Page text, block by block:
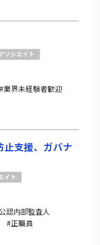
ソシエイト
#業界未経験者歓迎
止支援、ガバナ
イト
認内部監査人
#正職員